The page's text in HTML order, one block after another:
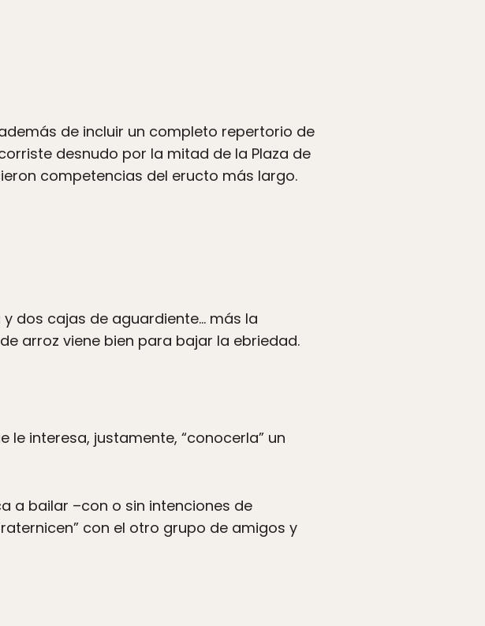
de incluir un completo repertorio de
desnudo por la mitad de la Plaza de
competencias del eructo más largo.
dos cajas de aguardiente… más la
arroz viene bien para bajar la ebriedad.
interesa, justamente, “conocerla” un
a bailar –con o sin intenciones de
con el otro grupo de amigos y